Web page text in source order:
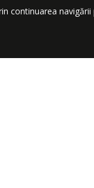
continuarea